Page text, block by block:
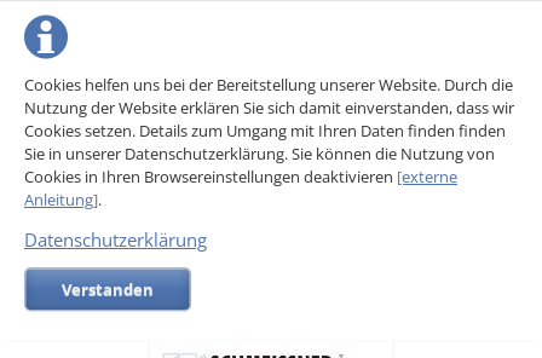
Cookies helfen uns bei der Bereitstellung unserer Website. Durch die
Nutzung der Website erklären Sie sich damit einverstanden, dass wir
Cookies setzen. Details zum Umgang mit Ihren Daten finden finden
Sie in unserer Datenschutzerklärung. Sie können die Nutzung von
Cookies in Ihren Browsereinstellungen deaktivieren [externe
Anleitung].
Datenschutzerklärung
Verstanden